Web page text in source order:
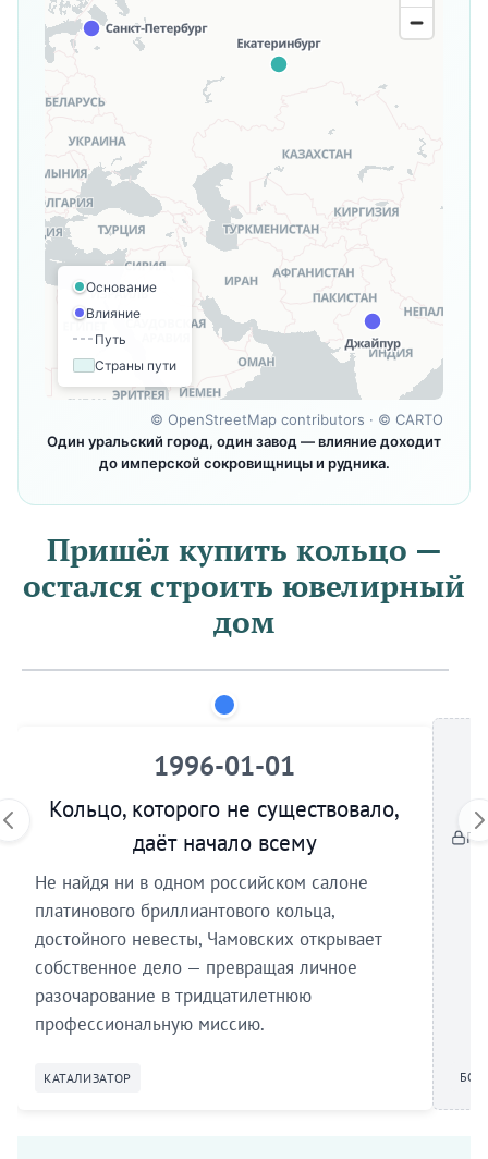
Основание
Влияние
Путь
Страны пути
© OpenStreetMap contributors · © CARTO
Один уральский город, один завод — влияние доходит
до имперской сокровищницы и рудника.
Пришёл купить кольцо —
остался строить ювелирный
дом
1996-01-01
Кольцо, которого не существовало,
даёт начало всему
Не найдя ни в одном российском салоне
платинового бриллиантового кольца,
достойного невесты, Чамовских открывает
собственное дело — превращая личное
разочарование в тридцатилетнюю
профессиональную миссию.
КАТАЛИЗАТОР